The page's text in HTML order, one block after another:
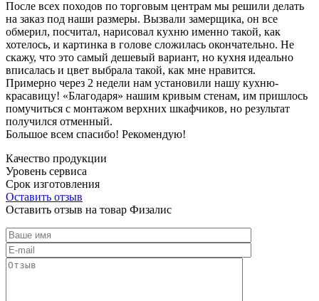
После всех походов по торговым центрам мы решили делать
на заказ под наши размеры. Вызвали замерщика, он все
обмерил, посчитал, нарисовал кухню именно такой, как
хотелось, и картинка в голове сложилась окончательно. Не
скажу, что это самый дешевый вариант, но кухня идеально
вписалась и цвет выбрала такой, как мне нравится.
Примерно через 2 недели нам установили нашу кухню-
красавицу! «Благодаря» нашим кривым стенам, им пришлось
помучиться с монтажом верхних шкафчиков, но результат
получился отменный.
Большое всем спасибо! Рекомендую!
Качество продукции
Уровень сервиса
Срок изготовления
Оставить отзыв
Оставить отзыв на товар Физалис